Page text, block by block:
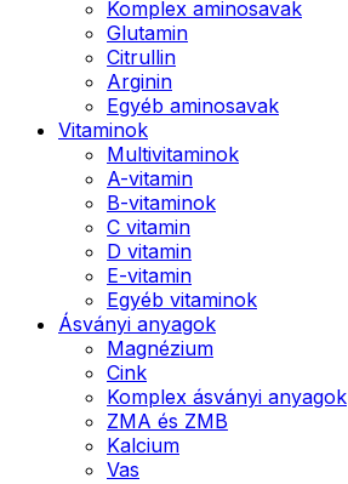
Komplex aminosavak
Glutamin
Citrullin
Arginin
Egyéb aminosavak
Vitaminok
Multivitaminok
A-vitamin
B-vitaminok
C vitamin
D vitamin
E-vitamin
Egyéb vitaminok
Ásványi anyagok
Magnézium
Cink
Komplex ásványi anyagok
ZMA és ZMB
Kalcium
Vas